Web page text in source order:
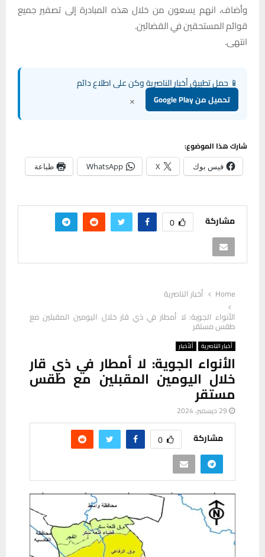
وأضاف، انهم يسعون من خلال هذه المبادرة إلى تصفير جميع
قوائم المستحقين في القضائين.
انتهى.
📱 حمل تطبيق أخبار الناصرية وكن على اطلاع دائم
تحميل من Google Play ×
شارك هذا الموضوع:
فيس بوك X
WhatsApp طباعة
مشاركة 0
Home
أخبار الناصرية
الأنواء الجوية: لا أمطار في ذي قار خلال اليومين المقبلين مع
طقس مستقر
أخبار الناصرية ألأخبار
الأنواء الجوية: لا أمطار في ذي قار
خلال اليومين المقبلين مع طقس
مستقر
29 ديسمبر، 2024
مشاركة 0